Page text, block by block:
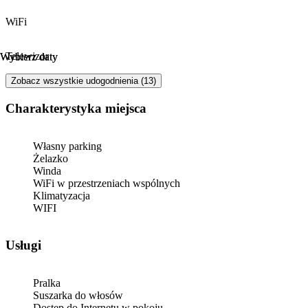
Wybierz daty
Wybierz daty
WiFi
Telewizor
Zobacz wszystkie udogodnienia (13)
Charakterystyka miejsca
Własny parking
Żelazko
Winda
WiFi w przestrzeniach wspólnych
Klimatyzacja
WIFI
Usługi
Pralka
Suszarka do włosów